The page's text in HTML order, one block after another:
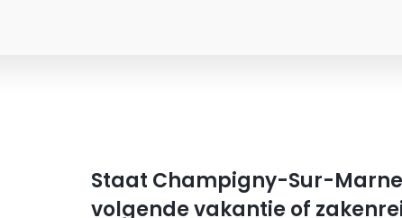
Staat Champigny-Sur-
volgende vakantie of